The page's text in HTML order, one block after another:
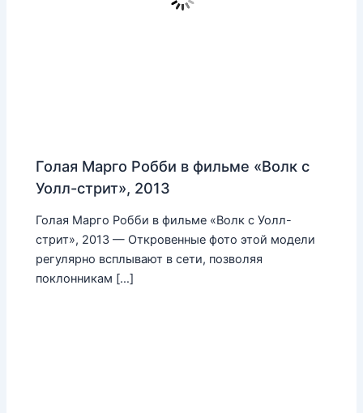
Голая Марго Робби в фильме «Волк с
Уолл-стрит», 2013
Голая Марго Робби в фильме «Волк с Уолл-
стрит», 2013 — Откровенные фото этой модели
регулярно всплывают в сети, позволяя
поклонникам […]